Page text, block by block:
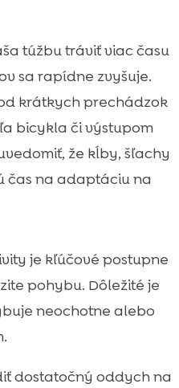
túžbu tráviť viac času
sa rapídne zvyšuje.
krátkych prechádzok
bicykla či výstupom
že kĺby, šľachy
čas na adaptáciu na
je kľúčové postupne
pohybu. Dôležité je
neochotne alebo
dostatočný oddych na